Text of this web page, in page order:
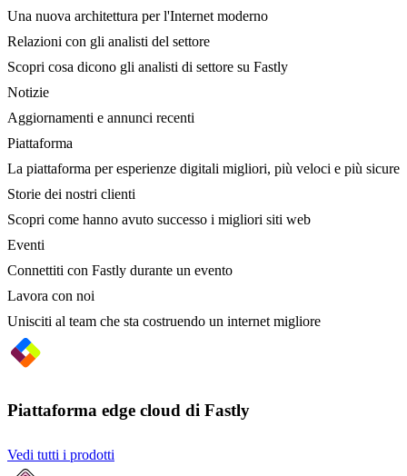
Una nuova architettura per l'Internet moderno
Relazioni con gli analisti del settore
Scopri cosa dicono gli analisti di settore su Fastly
Notizie
Aggiornamenti e annunci recenti
Piattaforma
La piattaforma per esperienze digitali migliori, più veloci e più sicure
Storie dei nostri clienti
Scopri come hanno avuto successo i migliori siti web
Eventi
Connettiti con Fastly durante un evento
Lavora con noi
Unisciti al team che sta costruendo un internet migliore
Piattaforma edge cloud di Fastly
Vedi tutti i prodotti